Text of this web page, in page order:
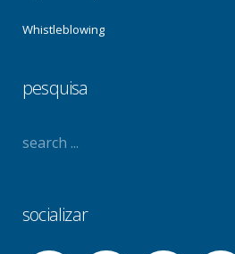
Whistleblowing
pesquisa
socializar